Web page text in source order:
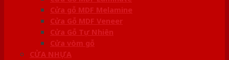
Cửa gỗ MDF Melamine
Cửa Gỗ MDF Veneer
Cửa Gỗ Tự Nhiên
Cửa vòm gỗ
CỬA NHỰA